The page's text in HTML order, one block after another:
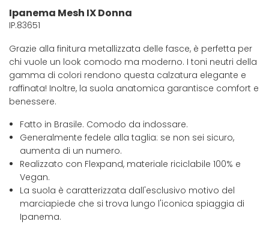
Ipanema Mesh IX Donna
IP.83651
Grazie alla finitura metallizzata delle fasce, è perfetta per
chi vuole un look comodo ma moderno. I toni neutri della
gamma di colori rendono questa calzatura elegante e
raffinata! Inoltre, la suola anatomica garantisce comfort e
benessere.
Fatto in Brasile. Comodo da indossare.
Generalmente fedele alla taglia: se non sei sicuro,
aumenta di un numero.
Realizzato con Flexpand, materiale riciclabile 100% e
Vegan.
La suola è caratterizzata dall'esclusivo motivo del
marciapiede che si trova lungo l'iconica spiaggia di
Ipanema.